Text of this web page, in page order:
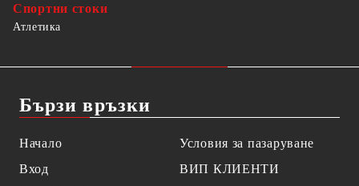
Спортни стоки
Атлетика
Бързи връзки
Начало
Вход
Условия за пазаруване
ВИП КЛИЕНТИ